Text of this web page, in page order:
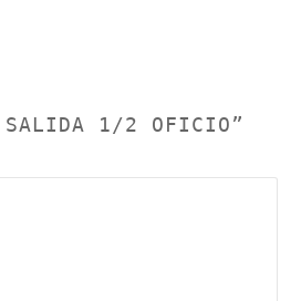
SALIDA 1/2 OFICIO”